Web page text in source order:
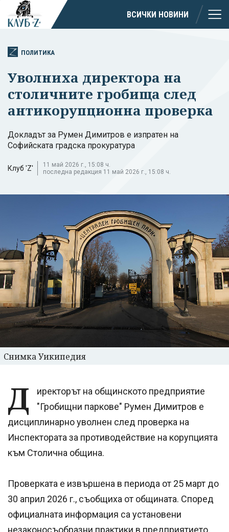
ВСИЧКИ НОВИНИ
ПОЛИТИКА
Уволниха директора на
столичните гробища след
антикорупционна проверка
Докладът за Румен Димитров е изпратен на
Софийската градска прокуратура
Клуб 'Z'
11 май 2026 г., 15:08 ч.
последна редакция 11 май 2026 г., 15:08 ч.
Снимка Уикипедия
Д
иректорът на общинското предприятие
"Гробищни паркове" Румен Димитров е
дисциплинарно уволнен след проверка на
Инспектората за противодействие на корупцията
към Столична община.
Проверката е извършена в периода от 25 март до
30 април 2026 г., съобщиха от общината. Според
официалната информация са установени